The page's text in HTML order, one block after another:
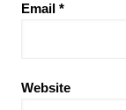
Email *
Website